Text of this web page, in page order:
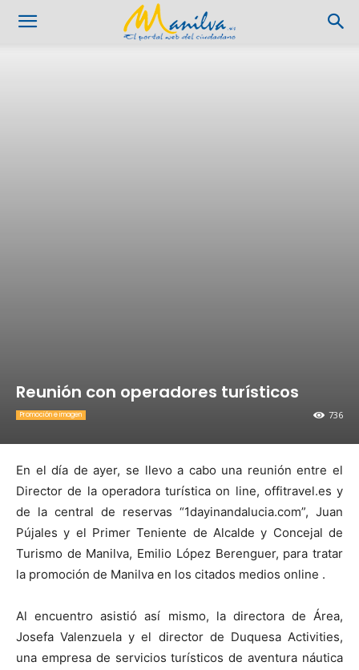
Reunión con operadores turísticos
736
Promoción e imagen
En el día de ayer, se llevo a cabo una reunión entre el
Director de la operadora turística on line, offitravel.es y
de la central de reservas “1dayinandalucia.com”, Juan
Pújales y el Primer Teniente de Alcalde y Concejal de
Turismo de Manilva, Emilio López Berenguer, para tratar
la promoción de Manilva en los citados medios online .
Al encuentro asistió así mismo, la directora de Área,
Josefa Valenzuela y el director de Duquesa Activities,
una empresa de servicios turísticos de aventura náutica